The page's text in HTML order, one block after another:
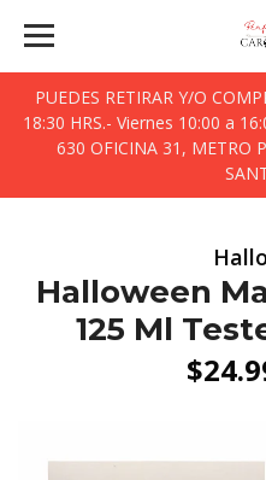
PUEDES RETIRAR Y/O
18:30 HRS.- Viernes 10:00 a
630 OFICINA 31, METRO
Halloween
125 Ml